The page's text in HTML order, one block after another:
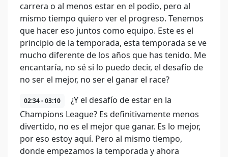
carrera o al menos estar en el podio, pero al
mismo tiempo quiero ver el progreso. Tenemos
que hacer eso juntos como equipo. Este es el
principio de la temporada, esta temporada se ve
mucho diferente de los años que has tenido. Me
encantaría, no sé si lo puedo decir, el desafío de
no ser el mejor, no ser el ganar el race?
02:34 - 03:10
¿Y el desafío de estar en la
Champions League? Es definitivamente menos
divertido, no es el mejor que ganar. Es lo mejor,
por eso estoy aquí. Pero al mismo tiempo,
donde empezamos la temporada y ahora